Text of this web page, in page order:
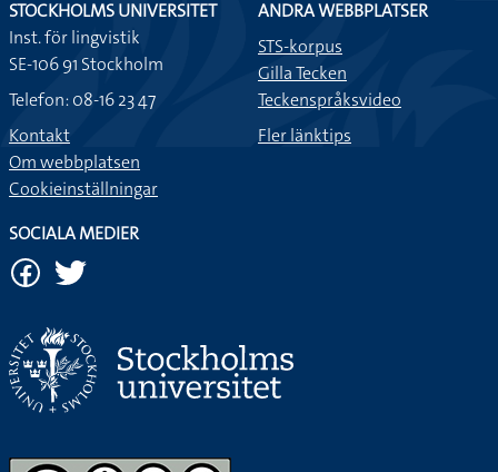
STOCKHOLMS UNIVERSITET
Inst. för lingvistik
SE-106 91 Stockholm
Telefon: 08-16 23 47
Kontakt
Om webbplatsen
Cookieinställningar
ANDRA WEBBPLATSER
STS-korpus
Gilla Tecken
Teckenspråksvideo
Fler länktips
SOCIALA MEDIER